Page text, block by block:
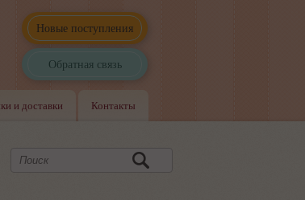
Новые поступления
Обратная связь
и доставки Контакты